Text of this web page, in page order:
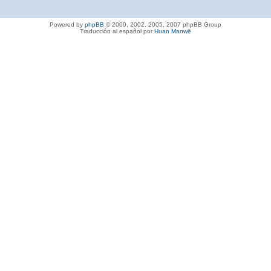
Powered by phpBB © 2000, 2002, 2005, 2007 phpBB Group
Traducción al español porHuan Manwë